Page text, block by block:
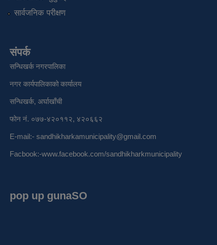
सार्वजनिक परीक्षण
संपर्क
सन्धिखर्क नगरपालिका
नगर कार्यपालिकाको कार्यालय
सन्धिखर्क, अर्घाखाँची
फोन नं. ०७७-४२०११२, ४२०६६२
E-mail:- sandhikharkamunicipality@gmail.com
Facbook:-www.facebook.com/sandhikharkmunicipality
pop up gunaSO